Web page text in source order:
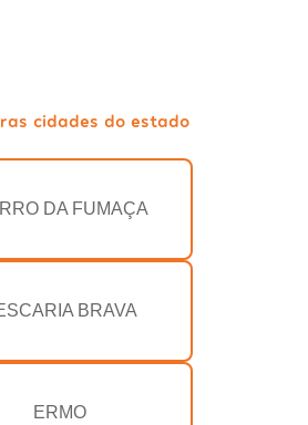
cidades do estado
DA FUMAÇA
BRAVA
ERMO